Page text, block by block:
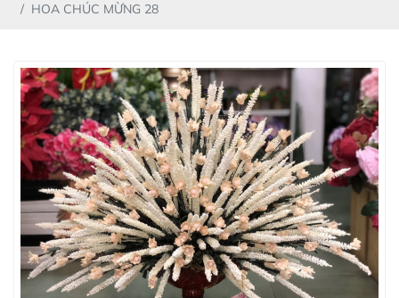
HOA CHÚC MỪNG 28